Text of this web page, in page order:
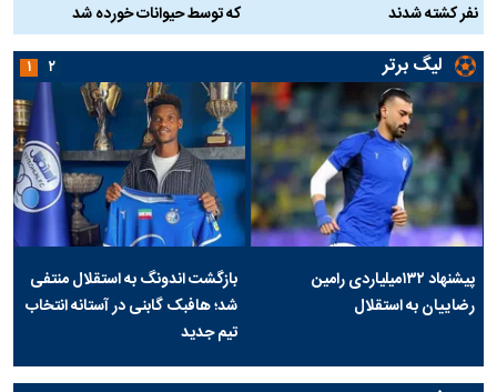
نفر کشته شدند
که توسط حیوانات خورده شد
لیگ برتر
پیشنهاد ۱۳۲میلیاردی رامین
رضاییان به استقلال
بازگشت اندونگ به استقلال منتفی
شد؛ هافبک گابنی در آستانه انتخاب
تیم جدید
۱ ۲